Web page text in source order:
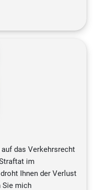
das Verkehrsrecht
im
Ihnen der Verlust
Sie mich